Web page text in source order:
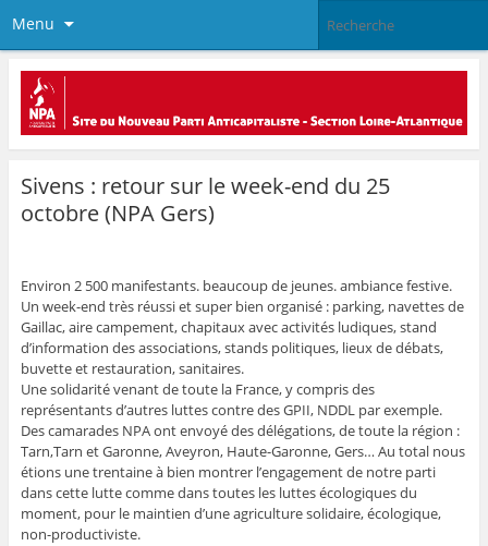
Menu
Sivens : retour sur le week-end du 25
octobre (NPA Gers)
Environ 2 500 manifestants. beaucoup de jeunes. ambiance festive.
Un week-end très réussi et super bien organisé : parking, navettes de
Gaillac, aire campement, chapitaux avec activités ludiques, stand
d’information des associations, stands politiques, lieux de débats,
buvette et restauration, sanitaires.
Une solidarité venant de toute la France, y compris des
représentants d’autres luttes contre des GPII, NDDL par exemple.
Des camarades NPA ont envoyé des délégations, de toute la région :
Tarn,Tarn et Garonne, Aveyron, Haute-Garonne, Gers… Au total nous
étions une trentaine à bien montrer l’engagement de notre parti
dans cette lutte comme dans toutes les luttes écologiques du
moment, pour le maintien d’une agriculture solidaire, écologique,
non-productiviste.